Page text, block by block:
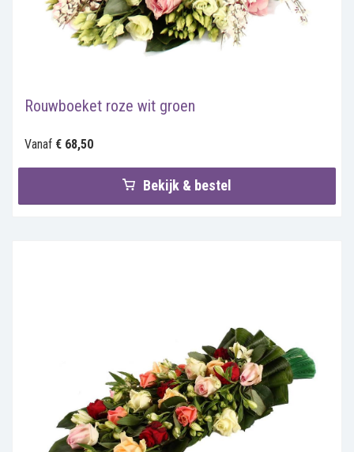
Rouwboeket roze wit groen
Vanaf € 68,50
Bekijk & bestel